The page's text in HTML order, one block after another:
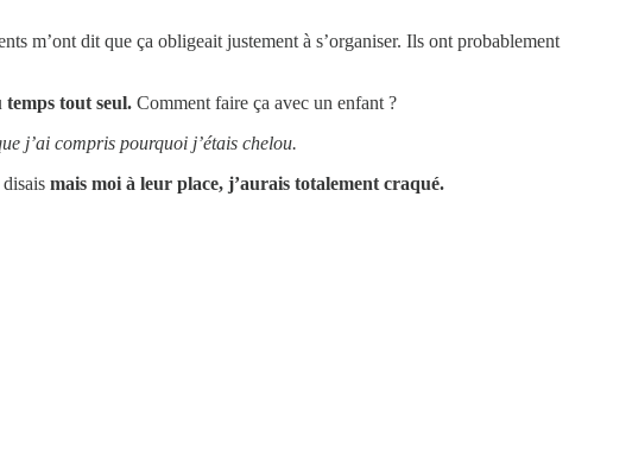
m’ont dit que ça obligeait justement à s’organiser. Ils ont probablement
temps tout seul. Comment faire ça avec un enfant ?
j’ai compris pourquoi j’étais chelou.
mais moi à leur place, j’aurais totalement craqué.